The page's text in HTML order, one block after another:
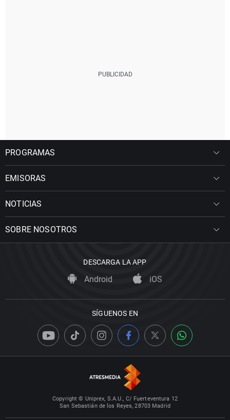
PROGRAMAS
EMISORAS
NOTICIAS
SOBRE NOSOTROS
DESCARGA LA APP
Android iOS
SÍGUENOS EN
Copyright © Uniprex, S.A.U., C/ Fuerteventura 12
San Sebastián de los Reyes, 28703 Madrid